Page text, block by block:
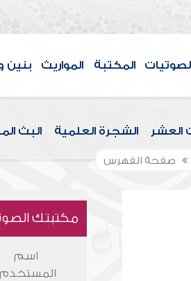
المكتبة المواريث بنين
العشر الشجرة العلمية البث
صفحة الفهرس
مكتبتك
اسم